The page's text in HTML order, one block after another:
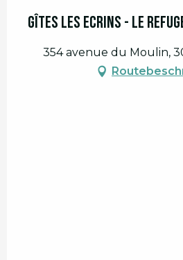
Gîtes Les Ecrins - Le
354 avenue du Moulin,